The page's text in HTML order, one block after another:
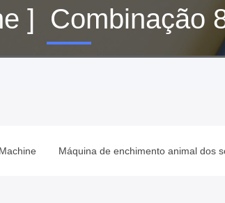
] Combinação
Máquina de enchimento animal dos